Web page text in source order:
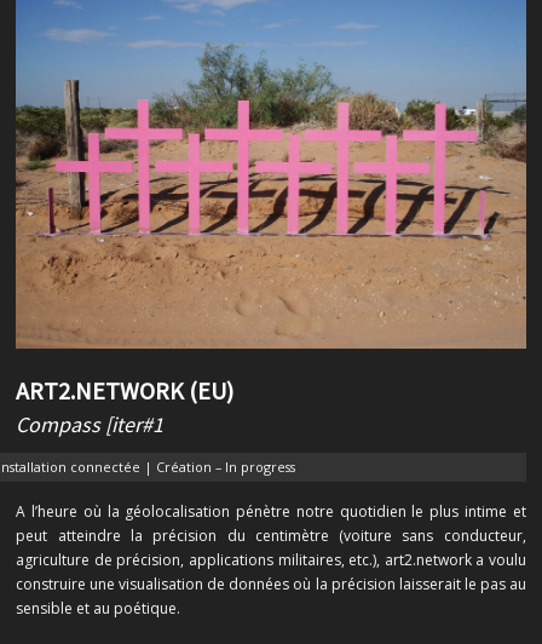
ART2.NETWORK (EU)
Compass [iter#1
connectée | Création – In progress
A l’heure où la géolocalisation pénètre notre quotidien le plus intime et
peut atteindre la précision du centimètre (voiture sans conducteur,
agriculture de précision, applications militaires, etc.), art2.networka voulu
construire une visualisation de données où la précision laisserait le pas au
sensible et au poétique.